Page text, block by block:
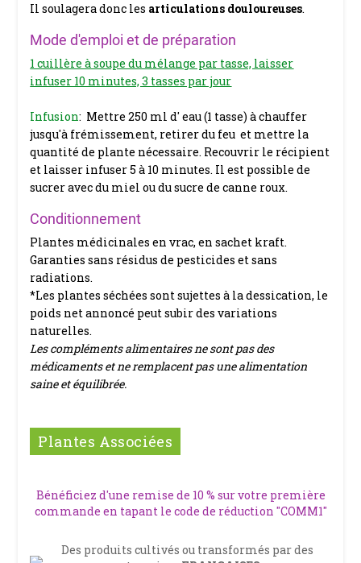
Il soulagera donc les articulations douloureuses.
Mode d'emploi et de préparation
1 cuillère à soupe du mélange par tasse, laisser
infuser 10 minutes, 3 tasses par jour
Infusion: Mettre 250 ml d' eau (1 tasse) à chauffer
jusqu'à frémissement, retirer du feu et mettre la
quantité de plante nécessaire. Recouvrir le récipient
et laisser infuser 5 à 10 minutes. Il est possible de
sucrer avec du miel ou du sucre de canne roux.
Conditionnement
Plantes médicinales en vrac, en sachet kraft.
Garanties sans résidus de pesticides et sans
radiations.
*Les plantes séchées sont sujettes à la dessication, le
poids net annoncé peut subir des variations
naturelles.
Les compléments alimentaires ne sont pas des
médicaments et ne remplacent pas une alimentation
saine et équilibrée.
Plantes Associées
Bénéficiez d'une remise de 10 % sur votre première
commande en tapant le code de réduction "COMM1"
Des produits cultivés ou transformés par des